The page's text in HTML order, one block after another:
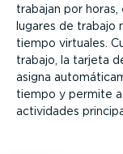
trabajan por
lugares de trabajo
tiempo virtuales.
trabajo, la tarjeta
asigna
tiempo y permite
actividades